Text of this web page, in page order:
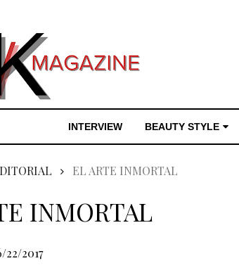
INTERVIEW BEAUTY STYLE
EL ARTE INMORTAL
INMORTAL
22/2017